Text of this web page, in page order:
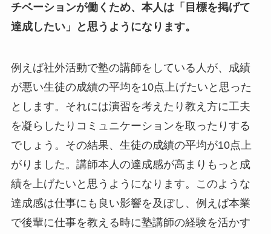
チベーションが働くため、本人は「目標を掲げて
達成したい」と思うようになります。
例えば社外活動で塾の講師をしている人が、成績
が悪い生徒の成績の平均を10点上げたいと思った
とします。それには演習を考えたり教え方に工夫
を凝らしたりコミュニケーションを取ったりする
でしょう。その結果、生徒の成績の平均が10点上
がりました。講師本人の達成感が高まりもっと成
績を上げたいと思うようになります。このような
達成感は仕事にも良い影響を及ぼし、例えば本業
で後輩に仕事を教える時に塾講師の経験を活かす